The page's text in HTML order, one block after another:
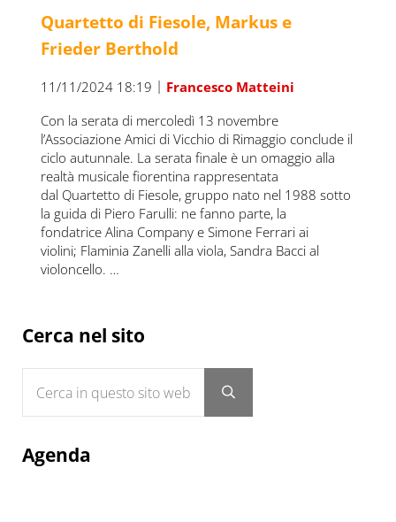
Quartetto di Fiesole, Markus e
Frieder Berthold
11/11/2024 18:19 | Francesco Matteini
Con la serata di mercoledì 13 novembre
l’Associazione Amici di Vicchio di Rimaggio conclude il
ciclo autunnale. La serata finale è un omaggio alla
realtà musicale fiorentina rappresentata
dal Quartetto di Fiesole, gruppo nato nel 1988 sotto
la guida di Piero Farulli: ne fanno parte, la
fondatrice Alina Company e Simone Ferrari ai
violini; Flaminia Zanelli alla viola, Sandra Bacci al
violoncello. …
Sidebar
Cerca nel sito
Submit search
Agenda